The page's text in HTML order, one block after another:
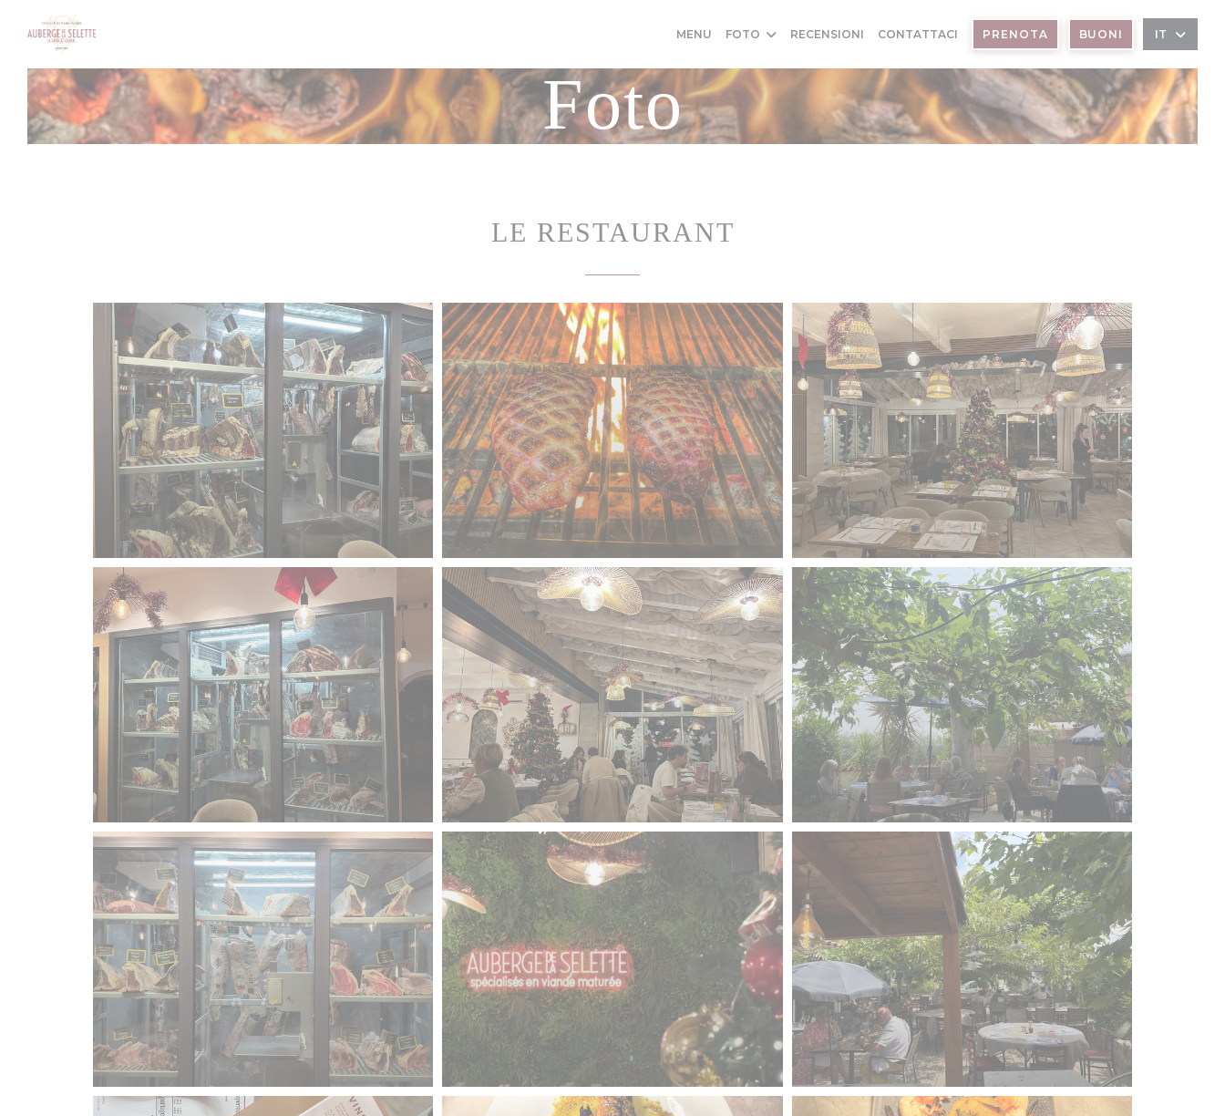
Personalizzazione delle tue scelte sui cookie
MENU FOTO RECENSIONI CONTATTACI PRENOTA BUONI IT
Foto
LE RESTAURANT